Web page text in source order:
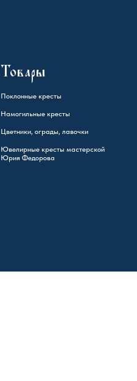
Товары
Поклонные кресты
Намогильные кресты
Цветники, ограды, лавочки
Ювелирные кресты мастерской
Юрия Федорова